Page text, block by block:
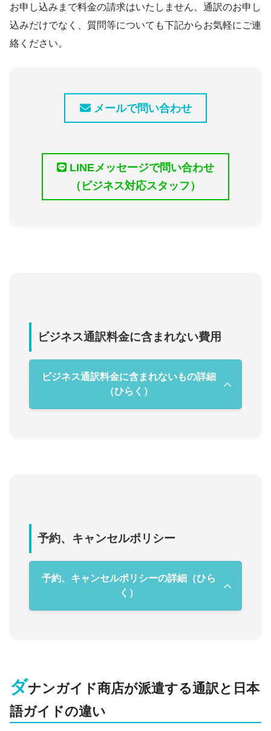
お申し込みまで料金の請求はいたしません。通訳のお申し
込みだけでなく、質問等についても下記からお気軽にご連
絡ください。
メールで問い合わせ
LINEメッセージで問い合わせ
（ビジネス対応スタッフ）
ビジネス通訳料金に含まれない費用
ビジネス通訳料金に含まれないもの詳細
（ひらく）
予約、キャンセルポリシー
予約、キャンセルポリシーの詳細（ひら
く）
ダナンガイド商店が派遣する通訳と日本
語ガイドの違い